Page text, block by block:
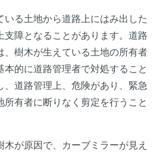
る土地から道路上にはみ出した
支障となることがあります。道路
、樹木が生えている土地の所有者
的に道路管理者で対処すること
、道路管理上、危険があり、緊急
所有者に断りなく剪定を行うこと
が原因で、カーブミラーが見え